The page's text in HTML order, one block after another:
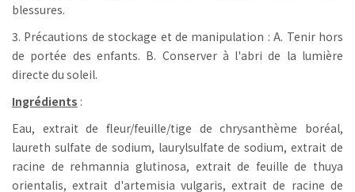
blessures.
3. Précautions de stockage et de manipulation : A. Tenir hors
de portée des enfants. B. Conserver à l'abri de la lumière
directe du soleil.
Ingrédients :
Eau, extrait de fleur/feuille/tige de chrysanthème boréal,
laureth sulfate de sodium, laurylsulfate de sodium, extrait de
racine de rehmannia glutinosa, extrait de feuille de thuya
orientalis, extrait d'artemisia vulgaris, extrait de racine de